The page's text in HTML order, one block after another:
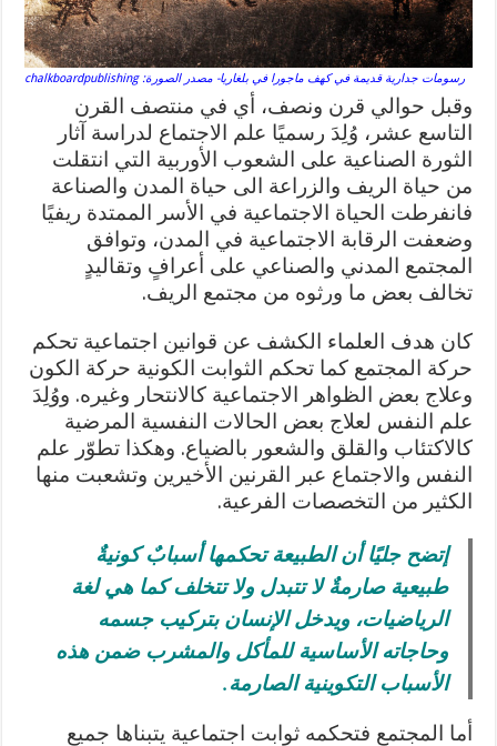
رسومات جدارية قديمة في كهف ماجورا في بلغاريا- مصدر الصورة: chalkboardpublishing
وقبل حوالي قرن ونصف، أي في منتصف القرن
التاسع عشر، وُلِدَ رسميًا علم الاجتماع لدراسة آثار
الثورة الصناعية على الشعوب الأوربية التي انتقلت
من حياة الريف والزراعة الى حياة المدن والصناعة
فانفرطت الحياة الاجتماعية في الأسر الممتدة ريفيًا
وضعفت الرقابة الاجتماعية في المدن، وتوافق
المجتمع المدني والصناعي على أعرافٍ وتقاليدٍ
تخالف بعض ما ورثوه من مجتمع الريف.
كان هدف العلماء الكشف عن قوانين اجتماعية تحكم
حركة المجتمع كما تحكم الثوابت الكونية حركة الكون
وعلاج بعض الظواهر الاجتماعية كالانتحار وغيره. ووُلِدَ
علم النفس لعلاج بعض الحالات النفسية المرضية
كالاكتئاب والقلق والشعور بالضياع. وهكذا تطوّر علم
النفس والاجتماع عبر القرنين الأخيرين وتشعبت منها
الكثير من التخصصات الفرعية.
إتضح جليًا أن الطبيعة تحكمها أسبابٌ كونيةٌ
طبيعية صارمةٌ لا تتبدل ولا تتخلف كما هي لغة
الرياضيات، ويدخل الإنسان بتركيب جسمه
وحاجاته الأساسية للمأكل والمشرب ضمن هذه
الأسباب التكوينية الصارمة.
أما المجتمع فتحكمه ثوابت اجتماعية يتبناها جميع